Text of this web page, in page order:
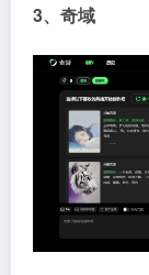
3、奇域